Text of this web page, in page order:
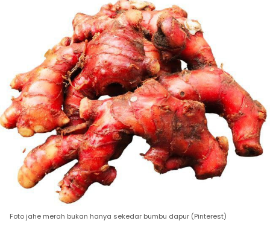
Foto jahe merah bukan hanya sekedar bumbu dapur (Pinterest)